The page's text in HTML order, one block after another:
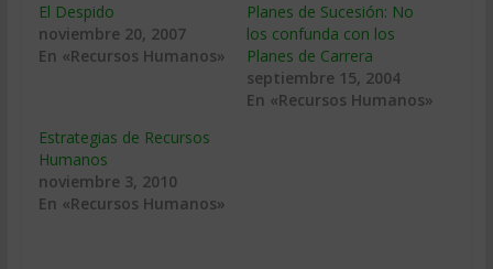
El Despido
noviembre 20, 2007
En «Recursos Humanos»
Planes de Sucesión: No
los confunda con los
Planes de Carrera
septiembre 15, 2004
En «Recursos Humanos»
Estrategias de Recursos
Humanos
noviembre 3, 2010
En «Recursos Humanos»